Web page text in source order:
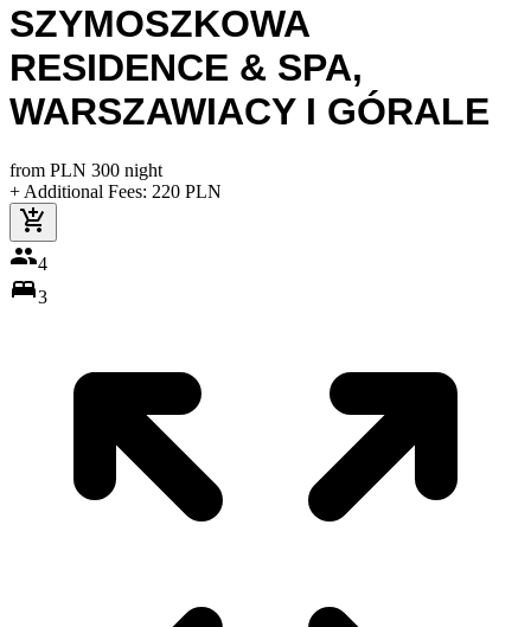
SZYMOSZKOWA
RESIDENCE & SPA,
WARSZAWIACY I GÓRALE
from PLN 300 night
+ Additional Fees: 220 PLN
4
3